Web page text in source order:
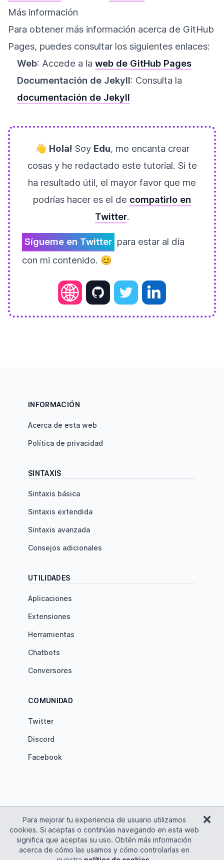
Para mejorar tu experiencia de usuario utilizamos
cookies. Si aceptas o continúas navegando en esta web
significa que aceptas su uso. Obtén más información
acerca de cómo las usamos y cómo controlarlas en
×
Más información
Para obtener más información acerca de GitHub
Pages, puedes consultar los siguientes enlaces:
Web: Accede a laweb de GitHub Pages
Documentación de Jekyll: Consulta la
documentación de Jekyll
👋 Hola! Soy Edu, me encanta crear
cosas y he redactado este tutorial. Si te
ha resultado útil, el mayor favor que me
podrías hacer es el de compatirlo en
Twitter.
Sígueme en Twitter para estar al día
con mi contenido. 😊
INFORMACIÓN
Acerca de esta web
Política de privacidad
SINTAXIS
Sintaxis básica
Sintaxis extendida
Sintaxis avanzada
Consejos adicionales
UTILIDADES
Aplicaciones
Extensiones
Herramientas
Chatbots
Conversores
COMUNIDAD
Twitter
Discord
Facebook
Inicio de Tutorial MARDOWN
Creado con mucho ❤️ porEdu Lázaro
⚠️ No hagas